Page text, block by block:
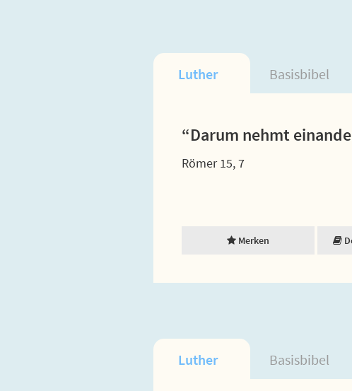
Luther Basisbibel
“Darum nehmt
Römer 15, 7
Merken
Luther Basisbibel